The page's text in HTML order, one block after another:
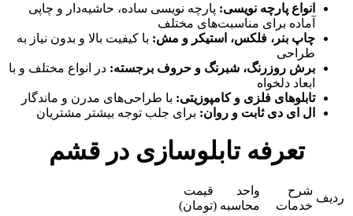
انواع پارچه نویسی: پارچه نویسی ساده، حاشیه‌دار و چاپی
آماده برای مناسبت‌های مختلف
چاپ بنر، فلکس، استیکر و مش: با کیفیت بالا و بدون نیاز به
طراحی
برش روزرنگ، شبرنگ و حروف برجسته: در انواع مختلف و با
ابعاد دلخواه
تابلوهای فلزی و کامپوزیتی: با طراحی‌های مدرن و ماندگار
ال ای دی ثابت و روان: برای جلب توجه بیشتر مشتریان
تعرفه تابلوسازی در قشم
ردیف
شرح
خدمات
واحد
محاسبه
قیمت
(تومان)